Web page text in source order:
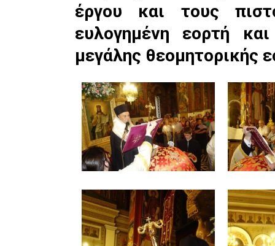
έργου και τους
ευλογημένη εορτή
μεγάλης θεομητορικής